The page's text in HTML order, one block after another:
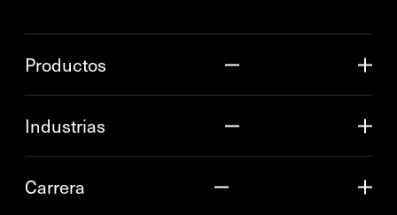
Productos
Industrias
Carrera